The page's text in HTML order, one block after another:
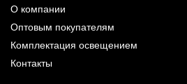
О компании
Оптовым покупателям
Комплектация освещением
Контакты